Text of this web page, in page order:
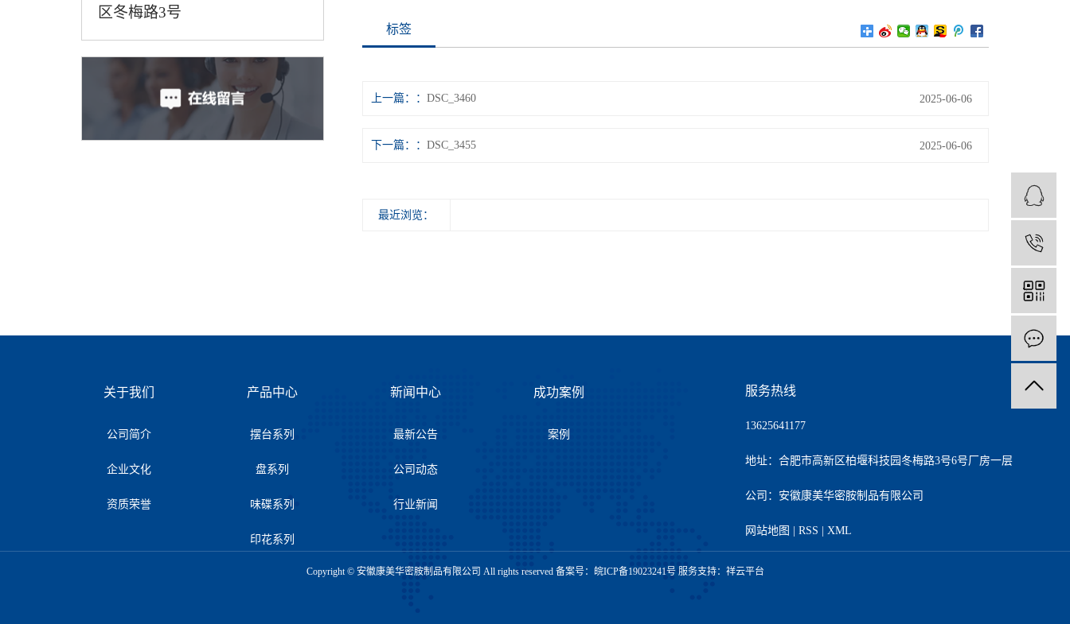
区冬梅路3号
标签
上一篇： DSC_3460 2025-06-06
下一篇： DSC_3455 2025-06-06
最近浏览：
关于我们
公司简介
企业文化
资质荣誉
产品中心
摆台系列
盘系列
味碟系列
印花系列
新闻中心
最新公告
公司动态
行业新闻
成功案例
案例
服务热线
13625641177
地址：合肥市高新区柏堰科技园冬梅路3号6号厂房一层
公司：安徽康美华密胺制品有限公司
网站地图 RSS XML
Copyright © 安徽康美华密胺制品有限公司 All rights reserved 备案号： 皖ICP备19023241号 服务支持： 祥云平台